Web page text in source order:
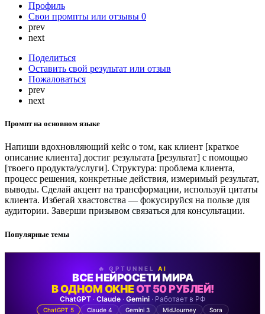
Профиль
Свои промпты или отзывы 0
prev
next
Поделиться
Оставить свой результат или отзыв
Пожаловаться
prev
next
Промпт на основном языке
Напиши вдохновляющий кейс о том, как клиент [краткое
описание клиента] достиг результата [результат] с помощью
[твоего продукта/услуги]. Структура: проблема клиента,
процесс решения, конкретные действия, измеримый результат,
выводы. Сделай акцент на трансформации, используй цитаты
клиента. Избегай хвастовства — фокусируйся на пользе для
аудитории. Заверши призывом связаться для консультации.
Популярные темы
🔥 GPTUNNEL AI
ВСЕ НЕЙРОСЕТИ МИРА
В ОДНОМ ОКНЕОТ 50 РУБЛЕЙ!
ChatGPT · Claude · Gemini · Работает в РФ
ChatGPT 5 Claude 4 Gemini 3 MidJourney
Sora